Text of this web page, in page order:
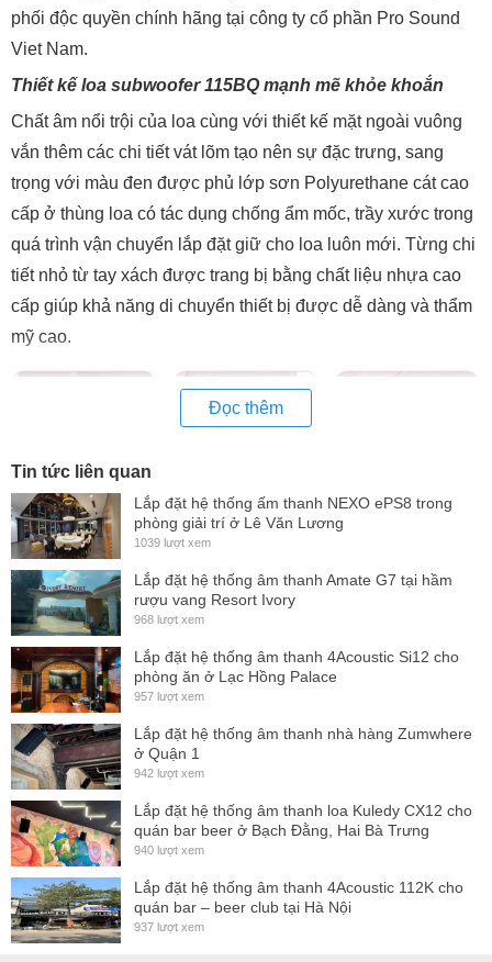
phối độc quyền chính hãng tại công ty cổ phần Pro Sound
Viet Nam.
Thiết kế loa subwoofer 115BQ mạnh mẽ khỏe khoắn
Chất âm nổi trội của loa cùng với thiết kế mặt ngoài vuông
vắn thêm các chi tiết vát lõm tạo nên sự đặc trưng, sang
trọng với màu đen được phủ lớp sơn Polyurethane cát cao
cấp ở thùng loa có tác dụng chống ẩm mốc, trầy xước trong
quá trình vận chuyển lắp đặt giữ cho loa luôn mới. Từng chi
tiết nhỏ từ tay xách được trang bị bằng chất liệu nhựa cao
cấp giúp khả năng di chuyển thiết bị được dễ dàng và thẩm
mỹ cao.
Với kích thước 695x570x600 mm và khối lượng 37kg đem
lại sự sang trọng và ấn tượng hơn.
Thùng loa được làm từ gỗ bạch dương – chỉ những dòng
loa cao cấp mới sử dụng loại gỗ này còn những loại loa
thông thường sử dụng gỗ ép để làm thùng loa để tiết kiệm
chi phí và giảm giá thành.
Mặt sau được làm bằng nhôm dày dày 4mm được tích hợp
hai giắc cắm dạng Neutrik NL4 Socket parallel 1+/1- dễ
dàng kết nối với mọi loại công suất có mặt trên thị trường.
Loa siêu trầm được sử dụng có thể xếp trồng lên nhau theo
chiều dọc hoặc ngang.
Đọc thêm
Tin tức liên quan
Lắp đặt hệ thống ấm thanh NEXO ePS8 trong
phòng giải trí ở Lê Văn Lương
1039 lượt xem
Lắp đặt hệ thống âm thanh Amate G7 tại hầm
rượu vang Resort Ivory
968 lượt xem
Lắp đặt hệ thống âm thanh 4Acoustic Si12 cho
phòng ăn ở Lạc Hồng Palace
957 lượt xem
Lắp đặt hệ thống âm thanh nhà hàng Zumwhere
ở Quận 1
942 lượt xem
Lắp đặt hệ thống âm thanh loa Kuledy CX12 cho
quán bar beer ở Bạch Đằng, Hai Bà Trưng
940 lượt xem
Lắp đặt hệ thống âm thanh 4Acoustic 112K cho
quán bar – beer club tại Hà Nội
937 lượt xem